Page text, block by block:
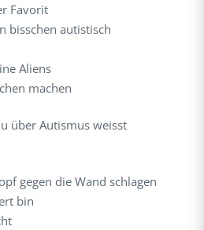
Favorit
bisschen autistisch
Aliens
machen
über Autismus weisst
gegen die Wand schlagen
bin